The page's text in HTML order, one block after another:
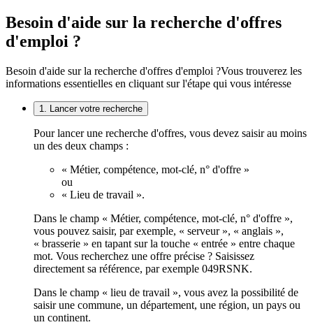
Besoin d'aide sur la recherche d'offres
d'emploi ?
Besoin d'aide sur la recherche d'offres d'emploi ?Vous trouverez les
informations essentielles en cliquant sur l'étape qui vous intéresse
1. Lancer votre recherche
Pour lancer une recherche d'offres, vous devez saisir au moins
un des deux champs :
« Métier, compétence, mot-clé, n° d'offre »
ou
« Lieu de travail ».
Dans le champ « Métier, compétence, mot-clé, n° d'offre »,
vous pouvez saisir, par exemple, « serveur », « anglais »,
« brasserie » en tapant sur la touche « entrée » entre chaque
mot. Vous recherchez une offre précise ? Saisissez
directement sa référence, par exemple 049RSNK.
Dans le champ « lieu de travail », vous avez la possibilité de
saisir une commune, un département, une région, un pays ou
un continent.